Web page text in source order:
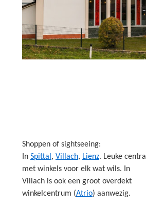
Shoppen of sightseeing:
In Spittal , Villach, Lienz. Leuke centra
met winkels voor elk wat wils. In
Villach is ook een groot overdekt
winkelcentrum (Atrio) aanwezig.